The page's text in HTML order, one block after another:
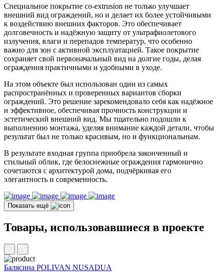
Специальное покрытие co-extrusion не только улучшает
внешний вид ограждений, но и делает их более устойчивыми
к воздействию внешних факторов. Это обеспечивает
долговечность и надёжную защиту от ультрафиолетового
излучения, влаги и перепадов температур, что особенно
важно для зон с активной эксплуатацией. Такое покрытие
сохраняет свой первоначальный вид на долгие годы, делая
ограждения практичными и удобными в уходе.
На этом объекте был использован один из самых
распространённых и проверенных вариантов сборки
ограждений. Это решение зарекомендовало себя как надёжное
и эффективное, обеспечивая прочность конструкции и
эстетический внешний вид. Мы тщательно подошли к
выполнению монтажа, уделяя внимание каждой детали, чтобы
результат был не только красивым, но и функциональным.
В результате входная группа приобрела законченный и
стильный облик, где белоснежные ограждения гармонично
сочетаются с архитектурой дома, подчёркивая его
элегантность и современность.
Показать ещё
Товары, использовавшиеся в проекте
Балясина POLIVAN NUSADUA